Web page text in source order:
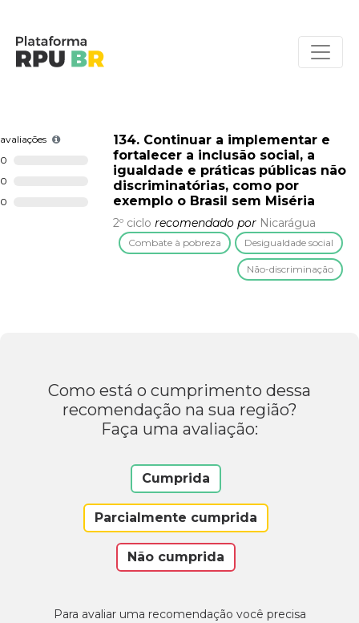
avaliações
0
0
0
134. Continuar a implementar e
fortalecer a inclusão social, a
igualdade e práticas públicas não
discriminatórias, como por
exemplo o Brasil sem Miséria
2º ciclo recomendado por Nicarágua
Combate à pobreza Desigualdade social
Não-discriminação
Como está o cumprimento dessa
recomendação na sua região?
Faça uma avaliação:
Cumprida
Parcialmente cumprida
Não cumprida
Para avaliar uma recomendação você precisa